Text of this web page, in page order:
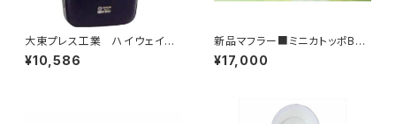
大東プレス工業 ハイウェイミ
ラー 800Rヒーター無 トラッ
¥10,586
新品マフラー■ミニカトッポBJ
H42A H42V H47A H47V純
正同等/車検対応 065-75
¥17,000